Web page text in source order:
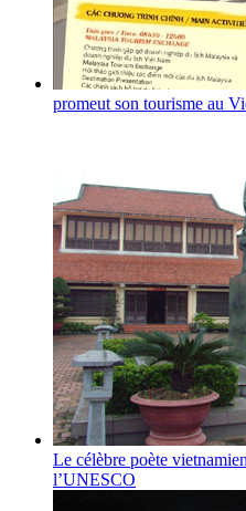
promeut son tourisme au
Le célèbre poète
l’UNESCO